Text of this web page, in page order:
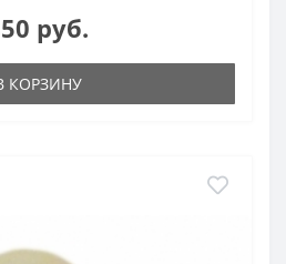
руб.
КОРЗИНУ